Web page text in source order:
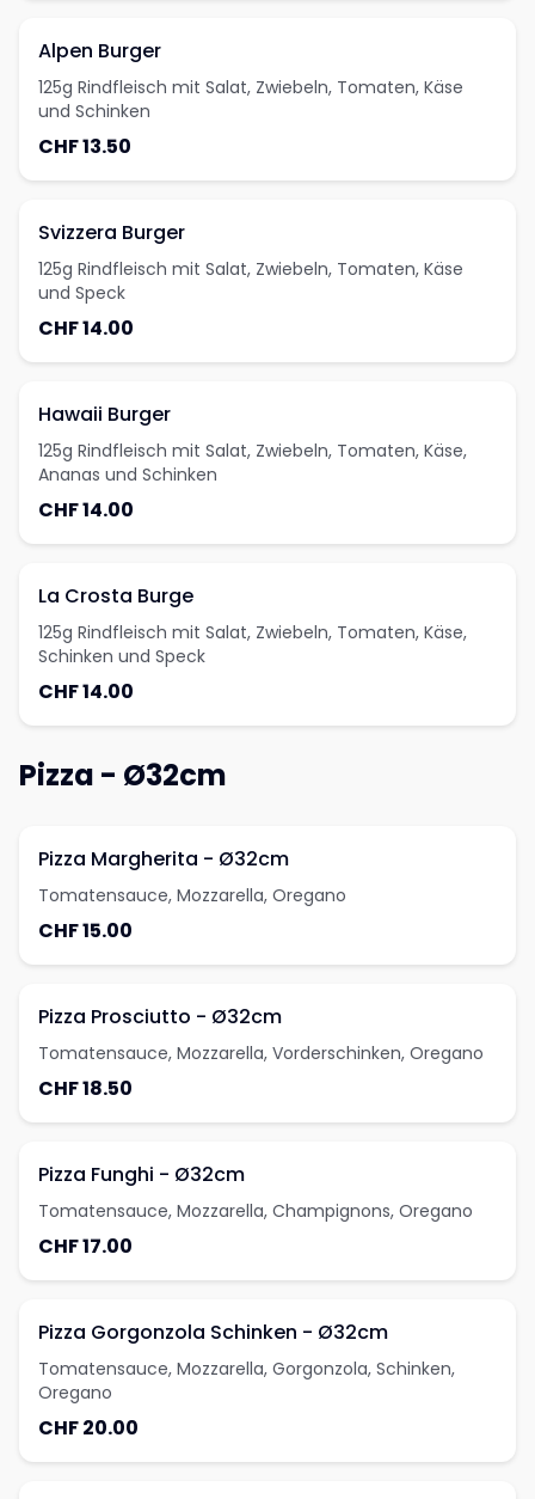
Alpen Burger
125g Rindfleisch mit Salat, Zwiebeln, Tomaten, Käse
und Schinken
CHF 13.50
Svizzera Burger
125g Rindfleisch mit Salat, Zwiebeln, Tomaten, Käse
und Speck
CHF 14.00
Hawaii Burger
125g Rindfleisch mit Salat, Zwiebeln, Tomaten, Käse,
Ananas und Schinken
CHF 14.00
La Crosta Burge
125g Rindfleisch mit Salat, Zwiebeln, Tomaten, Käse,
Schinken und Speck
CHF 14.00
Pizza - Ø32cm
Pizza Margherita - Ø32cm
Tomatensauce, Mozzarella, Oregano
CHF 15.00
Pizza Prosciutto - Ø32cm
Tomatensauce, Mozzarella, Vorderschinken, Oregano
CHF 18.50
Pizza Funghi - Ø32cm
Tomatensauce, Mozzarella, Champignons, Oregano
CHF 17.00
Pizza Gorgonzola Schinken - Ø32cm
Tomatensauce, Mozzarella, Gorgonzola, Schinken,
Oregano
CHF 20.00